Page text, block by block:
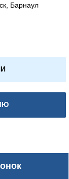
Барнаул